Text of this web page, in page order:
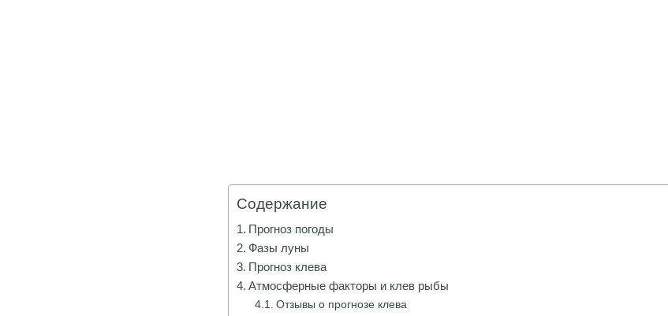
Содержание
Прогноз погоды
Фазы луны
Прогноз клева
Атмосферные факторы и клев рыбы
Отзывы о прогнозе клева